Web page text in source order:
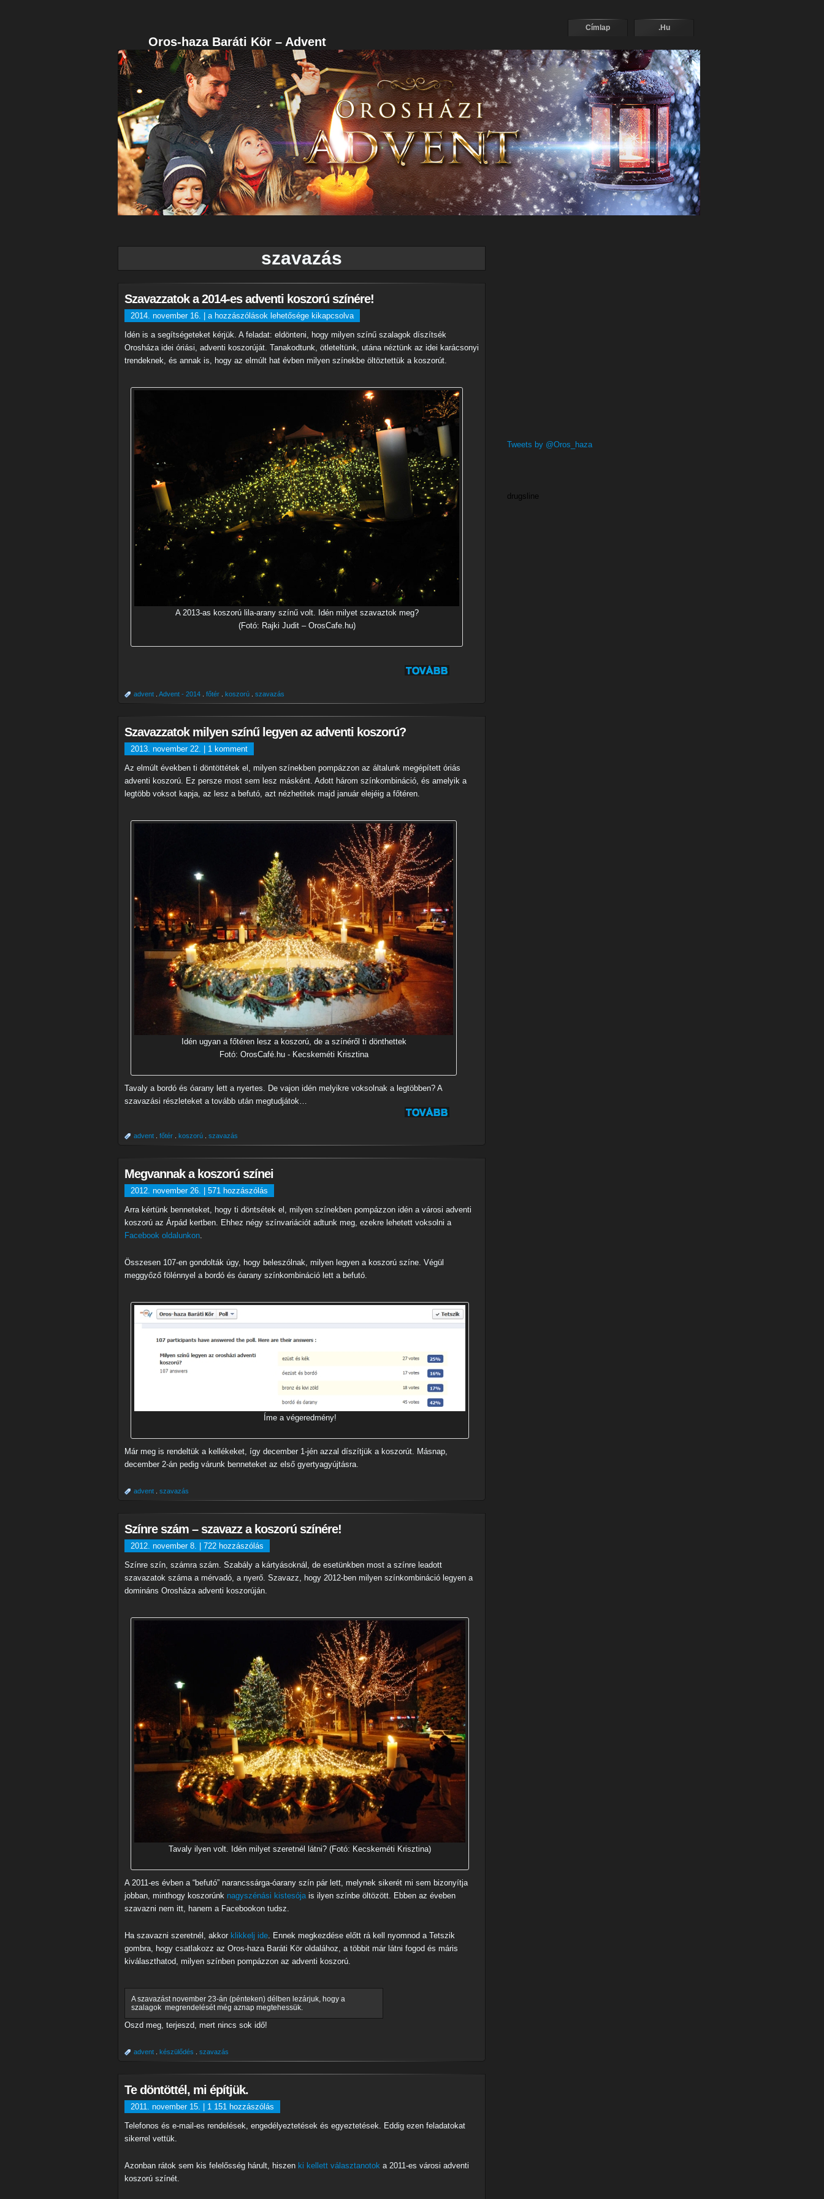
Oros-haza Baráti Kör – Advent
Címlap .Hu
szavazás
Szavazzatok a 2014-es adventi koszorú színére!
2014. november 16. | Szavazzatok
2014-
adventi
színére!
a hozzászólások lehetősége kikapcsolva
Idén is a segítségeteket kérjük. A feladat: eldönteni, hogy milyen színű szalagok díszítsék
Orosháza idei óriási, adventi koszorúját. Tanakodtunk, ötleteltünk, utána néztünk az idei karácsonyi
trendeknek, és annak is, hogy az elmúlt hat évben milyen színekbe öltöztettük a koszorút.
A 2013-as koszorú lila-arany színű volt. Idén milyet szavaztok meg?
(Fotó: Rajki Judit – OrosCafe.hu)
advent Advent - 2014 főtér koszorú szavazás
Szavazzatok milyen színű legyen az adventi koszorú?
2013. november 22. | 1 komment
Az elmúlt években ti döntöttétek el, milyen színekben pompázzon az általunk megépített óriás
adventi koszorú. Ez persze most sem lesz másként. Adott három színkombináció, és amelyik a
legtöbb voksot kapja, az lesz a befutó, azt nézhetitek majd január elejéig a főtéren.
Idén ugyan a főtéren lesz a koszorú, de a színéről ti dönthettek
Fotó: OrosCafé.hu - Kecskeméti Krisztina
Tavaly a bordó és óarany lett a nyertes. De vajon idén melyikre voksolnak a legtöbben? A
szavazási részleteket a tovább után megtudjátok…
advent főtér koszorú szavazás
Megvannak a koszorú színei
2012. november 26. | 571 hozzászólás
Arra kértünk benneteket, hogy ti döntsétek el, milyen színekben pompázzon idén a városi adventi
koszorú az Árpád kertben. Ehhez négy színvariációt adtunk meg, ezekre lehetett voksolni a
Facebook oldalunkon.
Összesen 107-en gondolták úgy, hogy beleszólnak, milyen legyen a koszorú színe. Végül
meggyőző fölénnyel a bordó és óarany színkombináció lett a befutó.
Íme a végeredmény!
Már meg is rendeltük a kellékeket, így december 1-jén azzal díszítjük a koszorút. Másnap,
december 2-án pedig várunk benneteket az első gyertyagyújtásra.
advent szavazás
Színre szám – szavazz a koszorú színére!
2012. november 8. | 722 hozzászólás
Színre szín, számra szám. Szabály a kártyásoknál, de esetünkben most a színre leadott
szavazatok száma a mérvadó, a nyerő. Szavazz, hogy 2012-ben milyen színkombináció legyen a
domináns Orosháza adventi koszorúján.
Tavaly ilyen volt. Idén milyet szeretnél látni? (Fotó: Kecskeméti Krisztina)
A 2011-es évben a “befutó” narancssárga-óarany szín pár lett, melynek sikerét mi sem bizonyítja
jobban, minthogy koszorúnk nagyszénási kistesójais ilyen színbe öltözött. Ebben az éveben
szavazni nem itt, hanem a Facebookon tudsz.
Ha szavazni szeretnél, akkor klikkelj ide. Ennek megkezdése előtt rá kell nyomnod a Tetszik
gombra, hogy csatlakozz az Oros-haza Baráti Kör oldalához, a többit már látni fogod és máris
kiválaszthatod, milyen színben pompázzon az adventi koszorú.
A szavazást november 23-án (pénteken) délben lezárjuk, hogy a
szalagok megrendelését még aznap megtehessük.
Oszd meg, terjeszd, mert nincs sok idő!
advent . készülődés . szavazás
Te döntöttél, mi építjük.
2011. november 15. | 1 151 hozzászólás
Telefonos és e-mail-es rendelések, engedélyeztetések és egyeztetések. Eddig ezen feladatokat
sikerrel vettük.
Azonban rátok sem kis felelősség hárult, hiszen ki kellett választanotok a 2011-es városi adventi
koszorú színét.
Tweets by @Oros_haza
drugsline